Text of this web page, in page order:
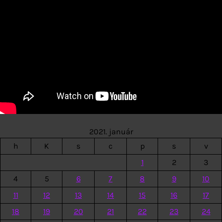
2021. január
h
K s c p s
v
1
2
3
4
5 6 7 8 9
10
11
12 13 14 15 16
17
18
19 20 21 22 23 24